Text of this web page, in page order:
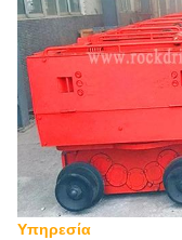
Υπηρεσία